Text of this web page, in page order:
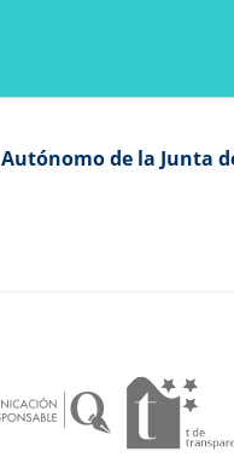
de la Junta